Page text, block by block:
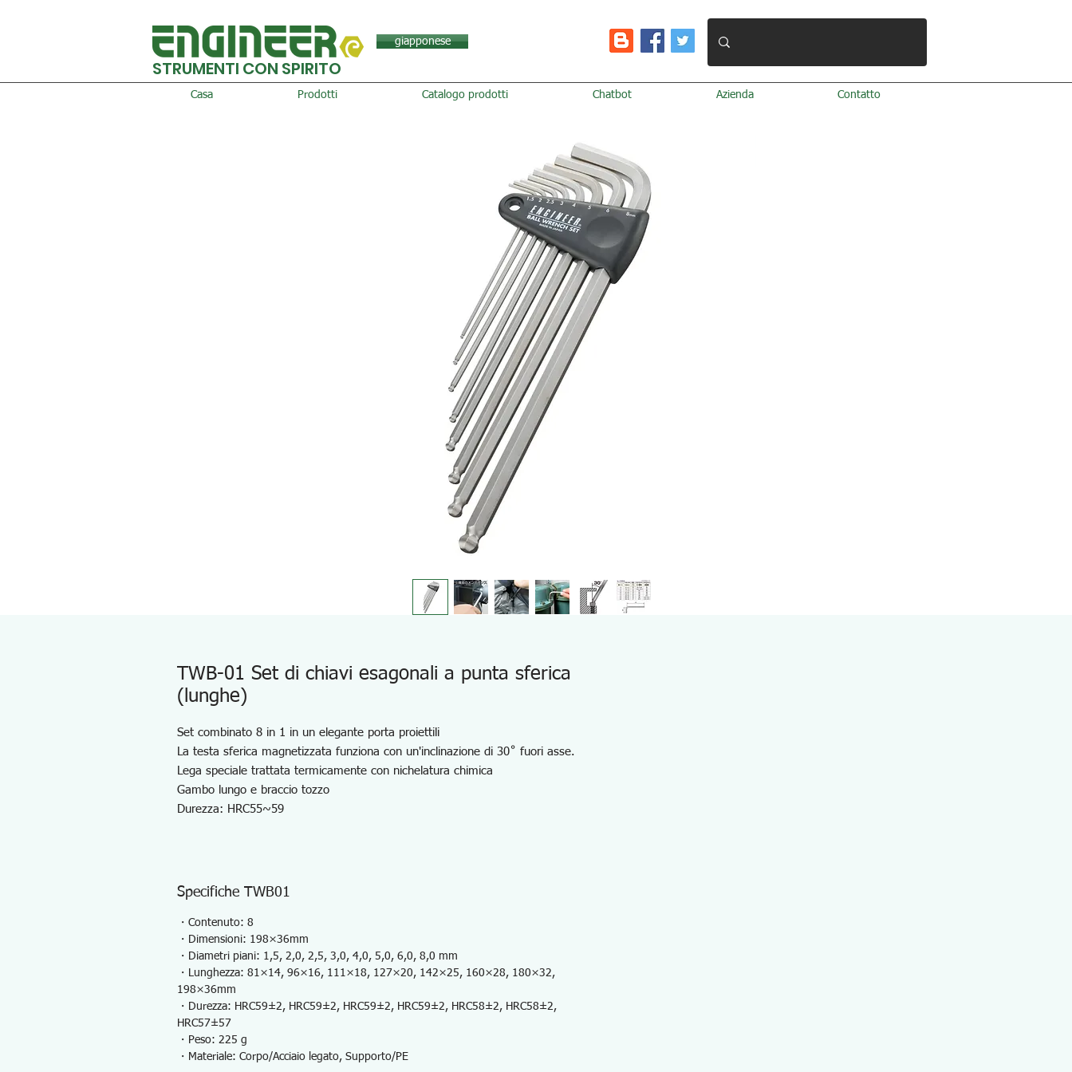
giapponese
STRUMENTI CON SPIRITO
Casa Prodotti Catalogo prodotti Chatbot Azienda Contatto
TWB-01 Set di chiavi esagonali a punta sferica
(lunghe)
Set combinato 8 in 1 in un elegante porta proiettili
La testa sferica magnetizzata funziona con un'inclinazione di 30˚ fuori asse.
Lega speciale trattata termicamente con nichelatura chimica
Gambo lungo e braccio tozzo
Durezza: HRC55~59
Specifiche TWB01
・Contenuto: 8
・Dimensioni: 198×36mm
・Diametri piani: 1,5, 2,0, 2,5, 3,0, 4,0, 5,0, 6,0, 8,0 mm
・Lunghezza: 81×14, 96×16, 111×18, 127×20, 142×25, 160×28, 180×32,
198×36mm
・Durezza: HRC59±2, HRC59±2, HRC59±2, HRC59±2, HRC58±2, HRC58±2,
HRC57±57
・Peso: 225 g
・Materiale: Corpo/Acciaio legato, Supporto/PE